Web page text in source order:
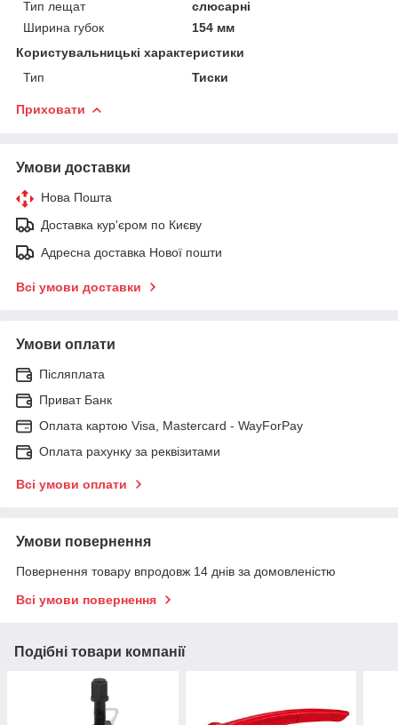
Тип лещат
слюсарні
Ширина губок
154 мм
Користувальницькі характеристики
Тип
Тиски
Приховати
Умови доставки
Нова Пошта
Доставка кур'єром по Києву
Адресна доставка Нової пошти
Всі умови доставки
Умови оплати
Післяплата
Приват Банк
Оплата картою Visa, Mastercard - WayForPay
Оплата рахунку за реквізитами
Всі умови оплати
Умови повернення
Повернення товару впродовж 14 днів за домовленістю
Всі умови повернення
Подібні товари компанії